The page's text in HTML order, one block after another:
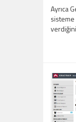
Ayrıca